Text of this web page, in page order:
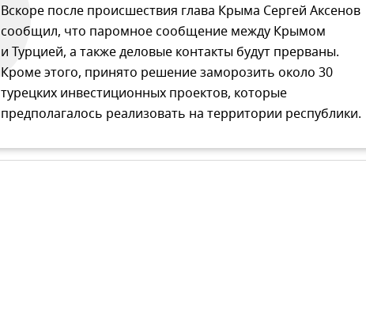
Вскоре после происшествия глава Крыма Сергей Аксенов
сообщил, что паромное сообщение между Крымом
и Турцией, а также деловые контакты будут прерваны.
Кроме этого, принято решение заморозить около 30
турецких инвестиционных проектов, которые
предполагалось реализовать на территории республики.